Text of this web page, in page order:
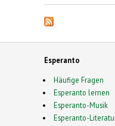
Esperanto
Häufige Fragen
Esperanto lernen
Esperanto-Musik
Esperanto-